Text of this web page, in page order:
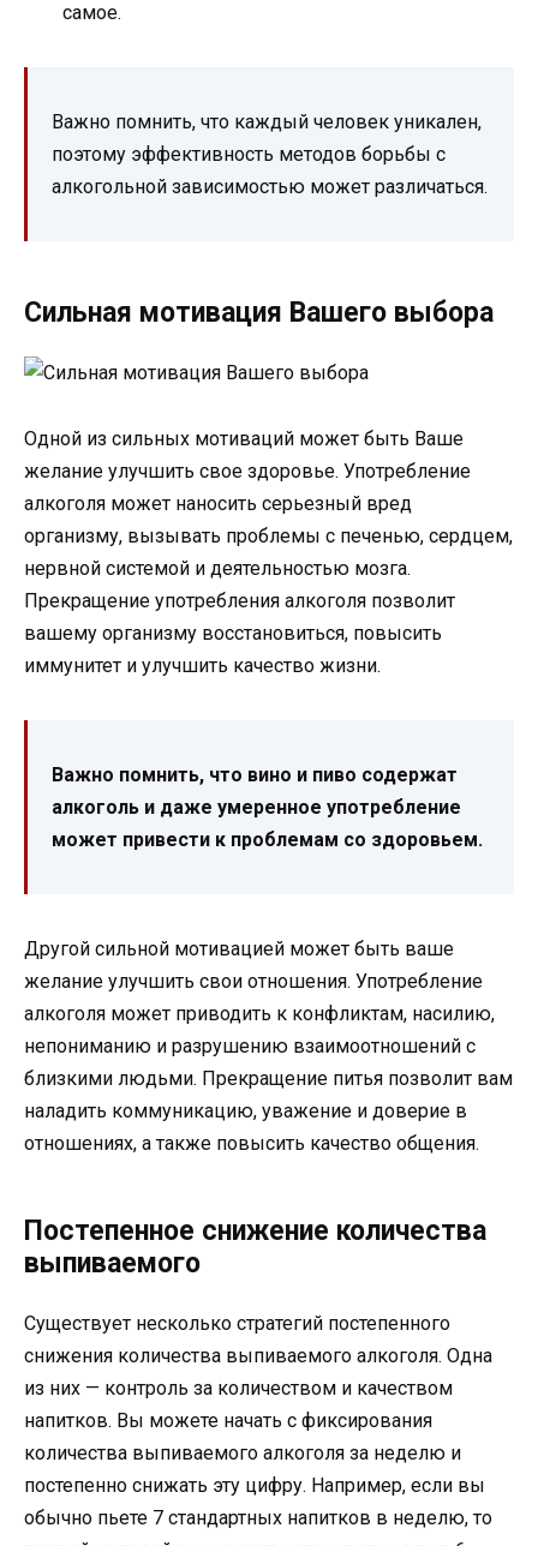
самое.
Важно помнить, что каждый человек уникален,
поэтому эффективность методов борьбы с
алкогольной зависимостью может различаться.
Сильная мотивация Вашего выбора
Одной из сильных мотиваций может быть Ваше
желание улучшить свое здоровье. Употребление
алкоголя может наносить серьезный вред
организму, вызывать проблемы с печенью, сердцем,
нервной системой и деятельностью мозга.
Прекращение употребления алкоголя позволит
вашему организму восстановиться, повысить
иммунитет и улучшить качество жизни.
Важно помнить, что вино и пиво содержат
алкоголь и даже умеренное употребление
может привести к проблемам со здоровьем.
Другой сильной мотивацией может быть ваше
желание улучшить свои отношения. Употребление
алкоголя может приводить к конфликтам, насилию,
непониманию и разрушению взаимоотношений с
близкими людьми. Прекращение питья позволит вам
наладить коммуникацию, уважение и доверие в
отношениях, а также повысить качество общения.
Постепенное снижение количества
выпиваемого
Существует несколько стратегий постепенного
снижения количества выпиваемого алкоголя. Одна
из них — контроль за количеством и качеством
напитков. Вы можете начать с фиксирования
количества выпиваемого алкоголя за неделю и
постепенно снижать эту цифру. Например, если вы
обычно пьете 7 стандартных напитков в неделю, то